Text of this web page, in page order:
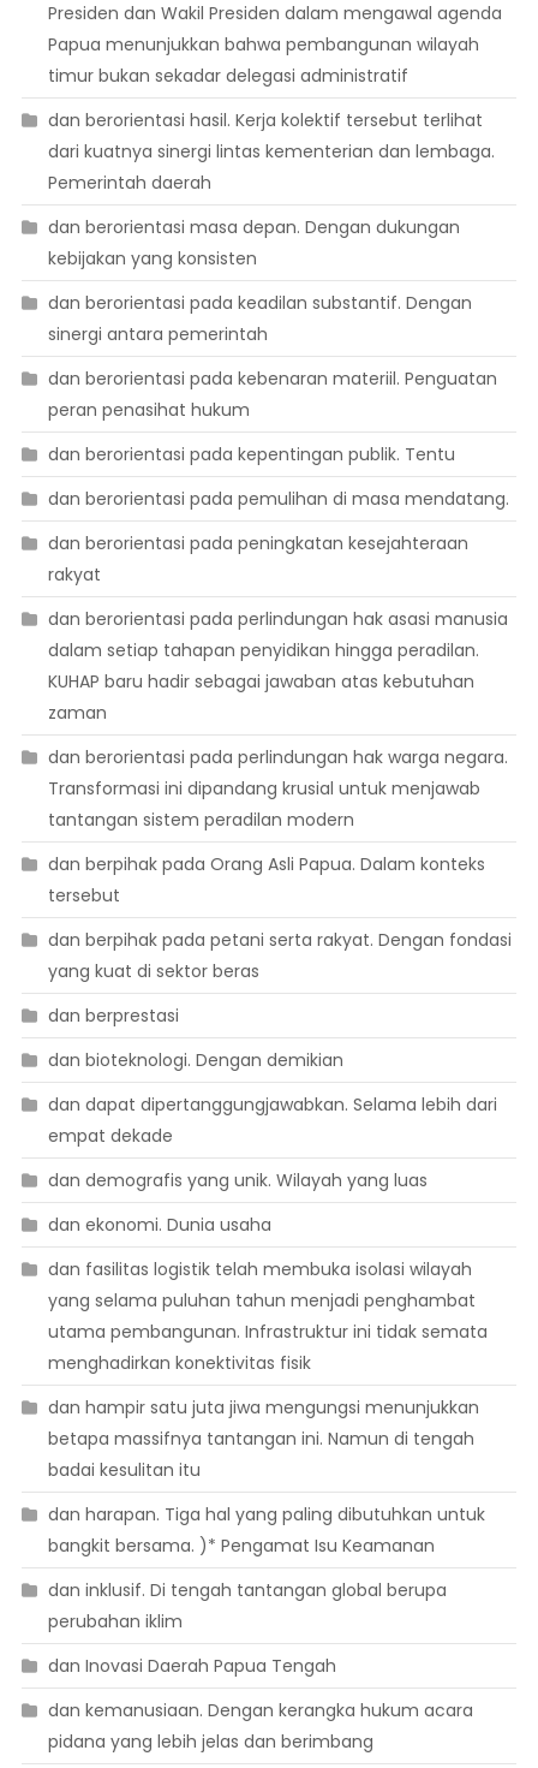
Presiden dan Wakil Presiden dalam mengawal agenda
Papua menunjukkan bahwa pembangunan wilayah
timur bukan sekadar delegasi administratif
dan berorientasi hasil. Kerja kolektif tersebut terlihat
dari kuatnya sinergi lintas kementerian dan lembaga.
Pemerintah daerah
dan berorientasi masa depan. Dengan dukungan
kebijakan yang konsisten
dan berorientasi pada keadilan substantif. Dengan
sinergi antara pemerintah
dan berorientasi pada kebenaran materiil. Penguatan
peran penasihat hukum
dan berorientasi pada kepentingan publik. Tentu
dan berorientasi pada pemulihan di masa mendatang.
dan berorientasi pada peningkatan kesejahteraan
rakyat
dan berorientasi pada perlindungan hak asasi manusia
dalam setiap tahapan penyidikan hingga peradilan.
KUHAP baru hadir sebagai jawaban atas kebutuhan
zaman
dan berorientasi pada perlindungan hak warga negara.
Transformasi ini dipandang krusial untuk menjawab
tantangan sistem peradilan modern
dan berpihak pada Orang Asli Papua. Dalam konteks
tersebut
dan berpihak pada petani serta rakyat. Dengan fondasi
yang kuat di sektor beras
dan berprestasi
dan bioteknologi. Dengan demikian
dan dapat dipertanggungjawabkan. Selama lebih dari
empat dekade
dan demografis yang unik. Wilayah yang luas
dan ekonomi. Dunia usaha
dan fasilitas logistik telah membuka isolasi wilayah
yang selama puluhan tahun menjadi penghambat
utama pembangunan. Infrastruktur ini tidak semata
menghadirkan konektivitas fisik
dan hampir satu juta jiwa mengungsi menunjukkan
betapa massifnya tantangan ini. Namun di tengah
badai kesulitan itu
dan harapan. Tiga hal yang paling dibutuhkan untuk
bangkit bersama. )* Pengamat Isu Keamanan
dan inklusif. Di tengah tantangan global berupa
perubahan iklim
dan Inovasi Daerah Papua Tengah
dan kemanusiaan. Dengan kerangka hukum acara
pidana yang lebih jelas dan berimbang